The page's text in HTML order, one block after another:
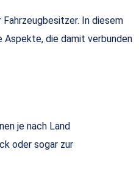
In diesem
Aspekte, die damit verbunden
je nach Land
oder sogar zur